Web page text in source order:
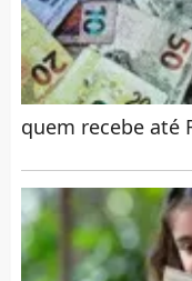
quem recebe até